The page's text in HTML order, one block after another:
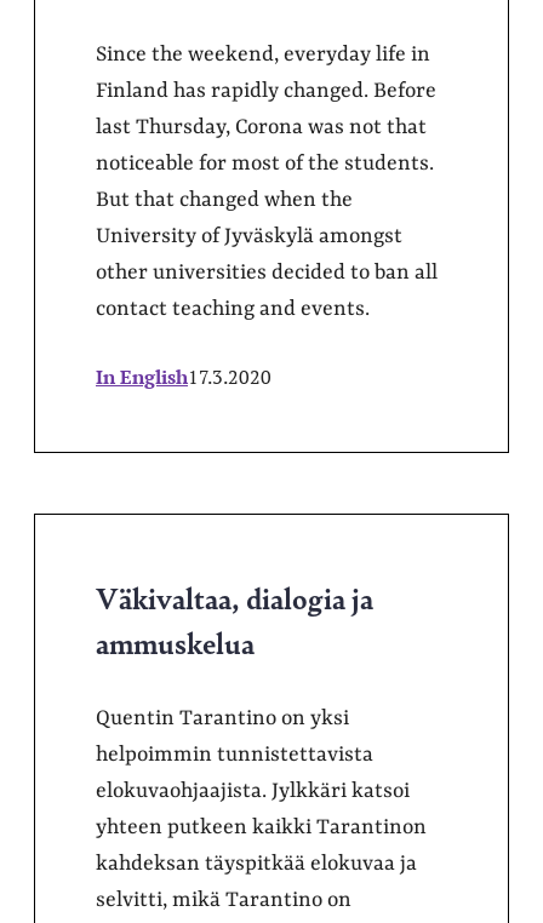
Since the weekend, everyday life in
Finland has rapidly changed. Before
last Thursday, Corona was not that
noticeable for most of the students.
But that changed when the
University of Jyväskylä amongst
other universities decided to ban all
contact teaching and events.
In English17.3.2020
Väkivaltaa, dialogia ja
ammuskelua
Quentin Tarantino on yksi
helpoimmin tunnistettavista
elokuvaohjaajista. Jylkkäri katsoi
yhteen putkeen kaikki Tarantinon
kahdeksan täyspitkää elokuvaa ja
selvitti, mikä Tarantino on